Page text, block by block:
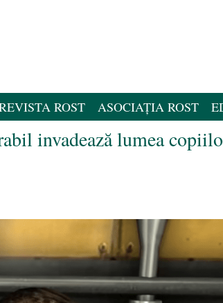
ROST ASOCIAȚIA ROST
invadează lumea